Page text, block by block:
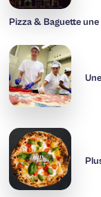
Pizza & Baguette